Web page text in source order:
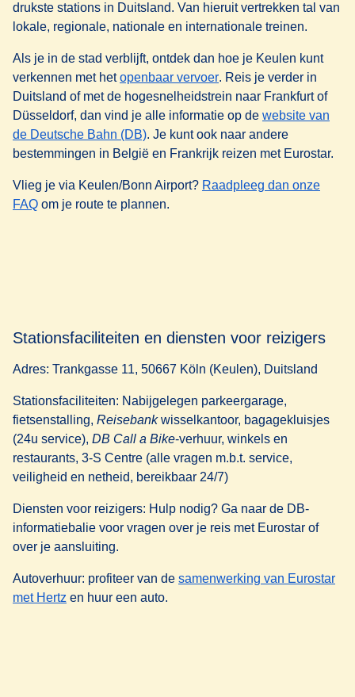
drukste stations in Duitsland. Van hieruit vertrekken tal van
lokale, regionale, nationale en internationale treinen.
Als je in de stad verblijft, ontdek dan hoe je Keulen kunt
verkennen met hetopenbaar vervoer( opent in een nieuwe
. Reis je verder in
Duitsland of met de hogesnelheidstrein naar Frankfurt of
Düsseldorf, dan vind je alle informatie op de website van
de Deutsche Bahn (DB)( opent in een nieuwe tab)
. Je kunt ook naar andere
bestemmingen in België en Frankrijk reizen met Eurostar.
Vlieg je via Keulen/Bonn Airport? Raadpleeg dan onze
FAQ om je route te plannen.
Stationsfaciliteiten en diensten voor reizigers
Adres: Trankgasse 11, 50667 Köln (Keulen), Duitsland
Stationsfaciliteiten: Nabijgelegen parkeergarage,
fietsenstalling, Reisebankwisselkantoor, bagagekluisjes
(24u service), DB Call a Bike-verhuur, winkels en
restaurants, 3-S Centre (alle vragen m.b.t. service,
veiligheid en netheid, bereikbaar 24/7)
Diensten voor reizigers: Hulp nodig? Ga naar de DB-
informatiebalie voor vragen over je reis met Eurostar of
over je aansluiting.
Autoverhuur: profiteer van de samenwerking van Eurostar
met Hertz opent in een nieuwe tab
en huur een auto.